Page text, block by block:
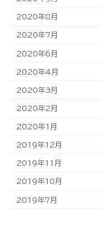
2020年8月
2020年7月
2020年6月
2020年4月
2020年3月
2020年2月
2020年1月
2019年12月
2019年11月
2019年10月
2019年7月